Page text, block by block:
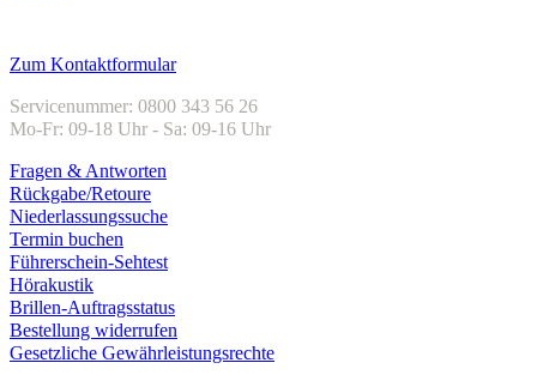
Zum Kontaktformular
Servicenummer: 0800 343 56 26
Mo-Fr: 09-18 Uhr - Sa: 09-16 Uhr
Fragen & Antworten
Rückgabe/Retoure
Niederlassungssuche
Termin buchen
Führerschein-Sehtest
Hörakustik
Brillen-Auftragsstatus
Bestellung widerrufen
Gesetzliche Gewährleistungsrechte